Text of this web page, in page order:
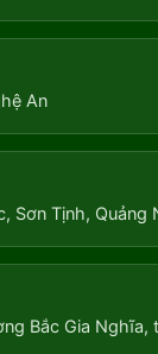
An
Sơn Tịnh, Quảng
Bắc Gia Nghĩa,